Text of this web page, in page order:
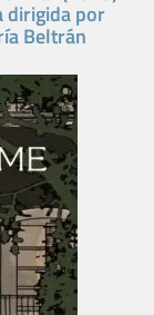
dirigida por
Beltrán